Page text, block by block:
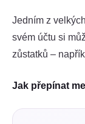
Jedním z
svém účtu si
zůstatků –
Jak přepínat